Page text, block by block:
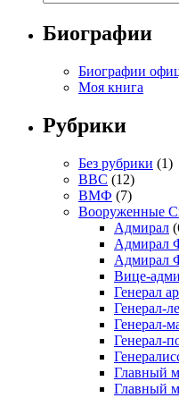
Биографии
Биографии
Моя книга
Рубрики
Без рубрики (1)
ВВС (12)
ВМФ (7)
Вооруженные
Адмирал
Адмирал
Адмирал
Вице-
Генерал
Генерал-
Генерал-
Генерал-
Главный
Главный